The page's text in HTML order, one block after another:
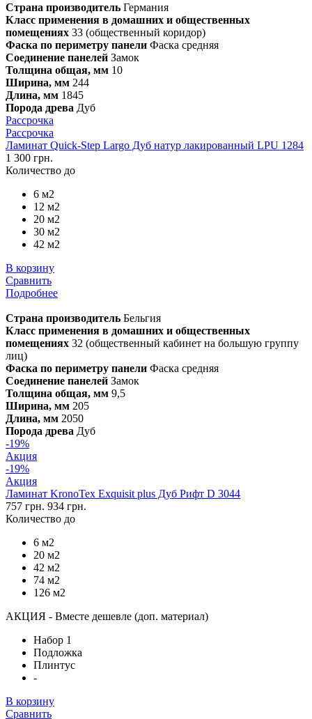
Страна производитель Германия
Класс применения в домашних и общественных
помещениях 33 (общественный коридор)
Фаска по периметру панели Фаска средняя
Соединение панелей Замок
Толщина общая, мм 10
Ширина, мм 244
Длина, мм 1845
Порода древа Дуб
Рассрочка
Рассрочка
Ламинат Quick-Step Largo Дуб натур лакированный LPU 1284
1 300 грн.
Количество до
6 м2
12 м2
20 м2
30 м2
42 м2
В корзину
Сравнить
Подробнее
Страна производитель Бельгия
Класс применения в домашних и общественных
помещениях 32 (общественный кабинет на большую группу
лиц)
Фаска по периметру панели Фаска средняя
Соединение панелей Замок
Толщина общая, мм 9,5
Ширина, мм 205
Длина, мм 2050
Порода древа Дуб
-19%
Акция
-19%
Акция
Ламинат KronoTex Exquisit plus Дуб Рифт D 3044
757 грн. 934 грн.
Количество до
6 м2
20 м2
42 м2
74 м2
126 м2
АКЦИЯ - Вместе дешевле (доп. материал)
Набор 1
Подложка
Плинтус
-
В корзину
Сравнить